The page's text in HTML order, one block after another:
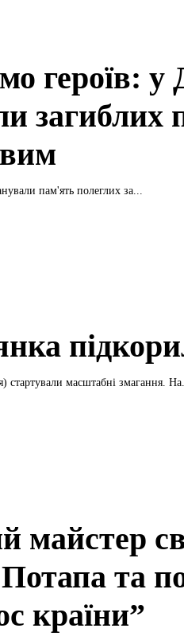
героїв: у
загиблих
пам'ять полеглих за...
стартували масштабні змагання.
майстер
та
країни”